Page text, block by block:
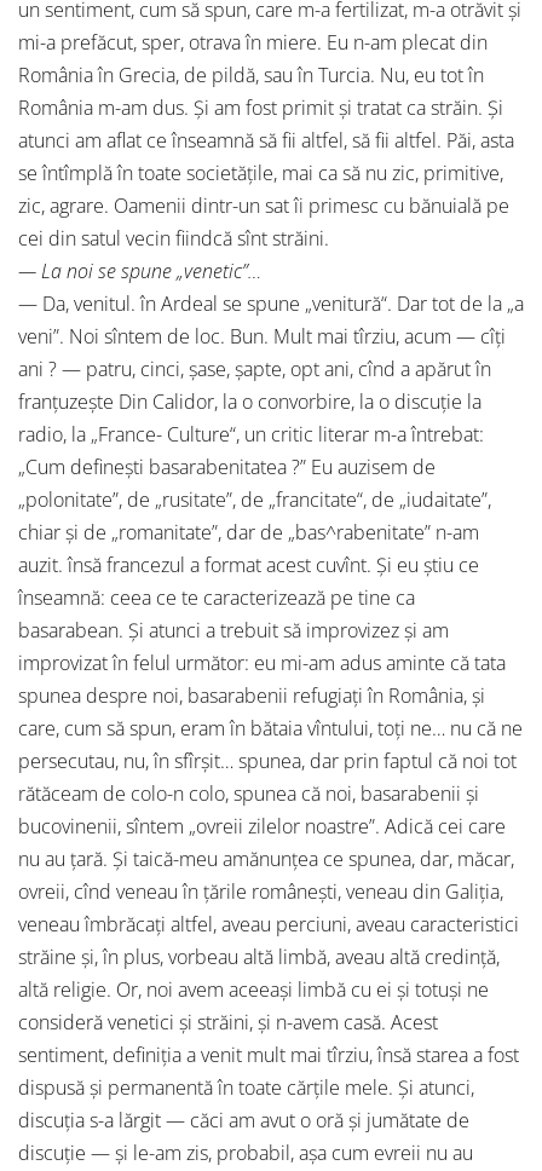
un sentiment, cum să spun, care m-a fertilizat, m-a otrăvit şi
mi-a prefăcut, sper, otrava în miere. Eu n-am plecat din
România în Grecia, de pildă, sau în Turcia. Nu, eu tot în
România m-am dus. Şi am fost primit şi tratat ca străin. Şi
atunci am aflat ce înseamnă să fii altfel, să fii altfel. Păi, asta
se întîmplă în toate societăţile, mai ca să nu zic, primitive,
zic, agrare. Oamenii dintr-un sat îi primesc cu bănuială pe
cei din satul vecin fiindcă sînt străini.
— La noi se spune „venetic”…
— Da, venitul. în Ardeal se spune „venitură“. Dar tot de la „a
veni”. Noi sîntem de loc. Bun. Mult mai tîrziu, acum — cîţi
ani ? — patru, cinci, şase, şapte, opt ani, cînd a apărut în
franţuzeşte Din Calidor, la o convorbire, la o discuţie la
radio, la „France- Culture“, un critic literar m-a întrebat:
„Cum defineşti basarabenitatea ?” Eu auzisem de
„polonitate”, de „rusitate”, de „francitate“, de „iudaitate”,
chiar şi de „romanitate”, dar de „bas^rabenitate” n-am
auzit. însă francezul a format acest cuvînt. Şi eu ştiu ce
înseamnă: ceea ce te caracterizează pe tine ca
basarabean. Şi atunci a trebuit să improvizez şi am
improvizat în felul următor: eu mi-am adus aminte că tata
spunea despre noi, basarabenii refugiaţi în România, şi
care, cum să spun, eram în bătaia vîntului, toţi ne… nu că ne
persecutau, nu, în sfîrşit… spunea, dar prin faptul că noi tot
rătăceam de colo-n colo, spunea că noi, basarabenii şi
bucovinenii, sîntem „ovreii zilelor noastre”. Adică cei care
nu au ţară. Şi taică-meu amănunţea ce spunea, dar, măcar,
ovreii, cînd veneau în ţările româneşti, veneau din Galiţia,
veneau îmbrăcaţi altfel, aveau perciuni, aveau caracteristici
străine şi, în plus, vorbeau altă limbă, aveau altă credinţă,
altă religie. Or, noi avem aceeaşi limbă cu ei şi totuşi ne
consideră venetici şi străini, şi n-avem casă. Acest
sentiment, definiţia a venit mult mai tîrziu, însă starea a fost
dispusă şi permanentă în toate cărţile mele. Şi atunci,
discuţia s-a lărgit — căci am avut o oră şi jumătate de
discuţie — şi le-am zis, probabil, aşa cum evreii nu au